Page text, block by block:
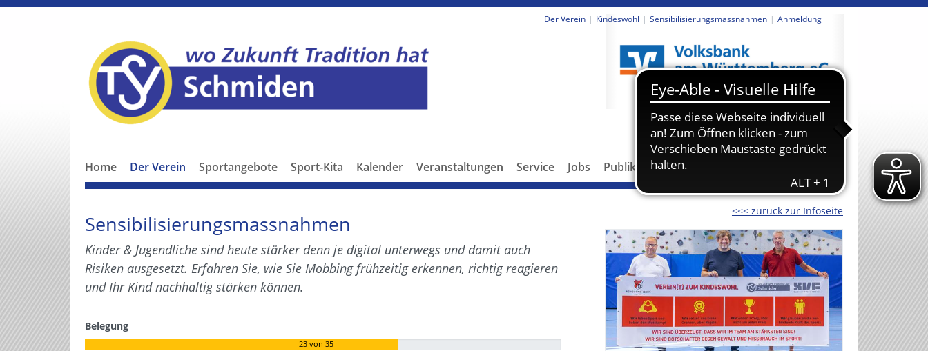
Der Verein Kindeswohl Sensibilisierungsmassnahmen Anmeldung
Previous Next
Home Der Verein Sportangebote Sport-Kita Kalender Veranstaltungen Service Jobs Publikationen
Sensibilisierungsmassnahmen
Kinder & Jugendliche sind heute stärker denn je digital unterwegs und damit auch
Risiken ausgesetzt. Erfahren Sie, wie Sie Mobbing frühzeitig erkennen, richtig reagieren
und Ihr Kind nachhaltig stärken können.
Belegung
23 von 35
<<< zurück zur Infoseite